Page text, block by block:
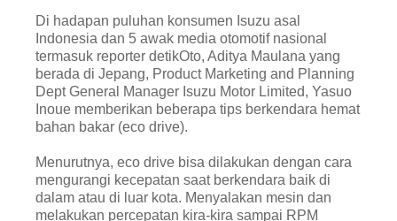
Di hadapan puluhan konsumen Isuzu asal
Indonesia dan 5 awak media otomotif nasional
termasuk reporter detikOto, Aditya Maulana yang
berada di Jepang, Product Marketing and Planning
Dept General Manager Isuzu Motor Limited, Yasuo
Inoue memberikan beberapa tips berkendara hemat
bahan bakar (eco drive).
Menurutnya, eco drive bisa dilakukan dengan cara
mengurangi kecepatan saat berkendara baik di
dalam atau di luar kota. Menyalakan mesin dan
melakukan percepatan kira-kira sampai RPM